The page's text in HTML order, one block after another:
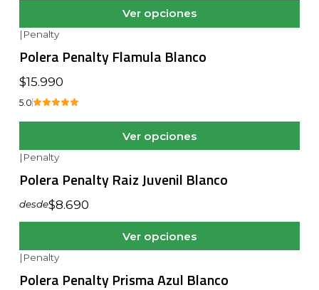
Ver opciones
| Penalty
Polera Penalty Flamula Blanco
$15.990
5.0
Ver opciones
| Penalty
Polera Penalty Raiz Juvenil Blanco
desde$8.690
Ver opciones
| Penalty
Polera Penalty Prisma Azul Blanco